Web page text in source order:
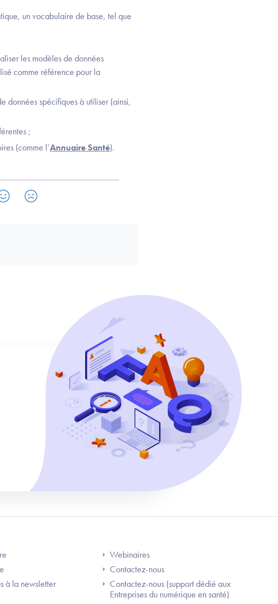
un vocabulaire de base, tel que
les modèles de données
comme référence pour la
données spécifiques à utiliser (ainsi,
;
(comme l’Annuaire Santé).
ANS
à la newsletter
Footer Right ANS
Webinaires
Contactez-nous
Contactez-nous (support dédié aux
Entreprises du numérique en santé)